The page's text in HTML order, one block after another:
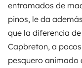
entramados de
pinos, le da
que la diferencia
Capbreton, a
pesquero animado